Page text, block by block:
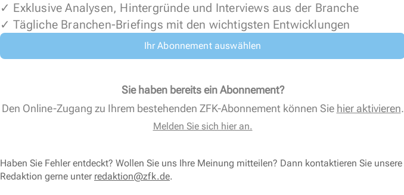
✓ Exklusive Analysen, Hintergründe und Interviews aus der Branche
✓ Tägliche Branchen-Briefings mit den wichtigsten Entwicklungen
Ihr Abonnement auswählen
Sie haben bereits ein Abonnement?
Den Online-Zugang zu Ihrem bestehenden ZFK-Abonnement können Sie hier aktivieren.
Melden Sie sich hier an.
Haben Sie Fehler entdeckt? Wollen Sie uns Ihre Meinung mitteilen? Dann kontaktieren Sie unsere
Redaktion gerne unter redaktion@zfk.de.